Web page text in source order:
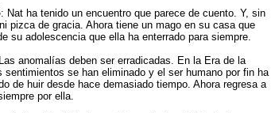
: Nat ha tenido un encuentro que parece de cuento. Y, sin
pizca de gracia. Ahora tiene un mago en su casa que
su adolescencia que ella ha enterrado para siempre.
anomalías deben ser erradicadas. En la Era de la
sentimientos se han eliminado y el ser humano por fin ha
de huir desde hace demasiado tiempo. Ahora regresa a
por ella.